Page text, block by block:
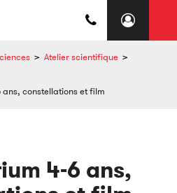
> Atelier scientifique >
constellations et film
4-6 ans,